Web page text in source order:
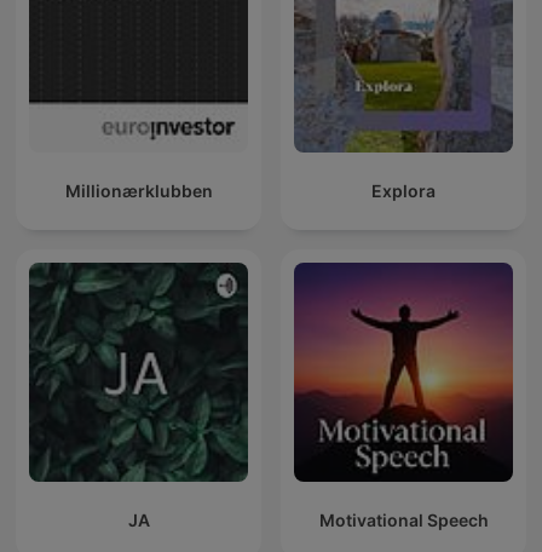
Millionærklubben Explora
JA Motivational Speech